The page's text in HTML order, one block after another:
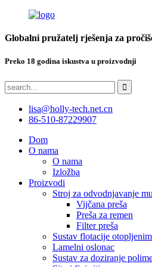
Globalni pružatelj rješenja za
Preko 18 godina iskustva u proizvodnji
lisa@holly-tech.net.cn
86-510-87229907
Dom
O nama
O nama
Izložba
Proizvodi
Stroj za odvodnjavanje
Vijčana preša
Preša za remen
Filter preša
Sustav flotacije
Lamelni oslonac
Sustav za doziranje